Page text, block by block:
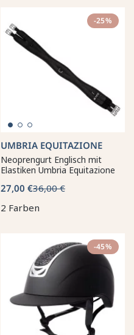
-25%
UMBRIA EQUITAZIONE
Neoprengurt Englisch mit
Elastiken Umbria Equitazione
27,00 €36,00 €
2 Farben
-45%